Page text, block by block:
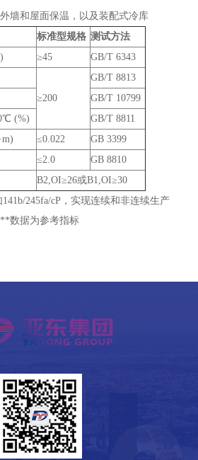
墙和屋面保温，以及装配式冷库
标准型规格 测试方法
≥45
GB/T 6343
≥200
GB/T 8813
GB/T 10799
(%)
GB/T 8811
≤0.022
GB 3399
≤2.0
GB 8810
B2,OI≥26或B1,OI≥30
245fa/cP，实现连续和非连续生产
**数据为参考指标